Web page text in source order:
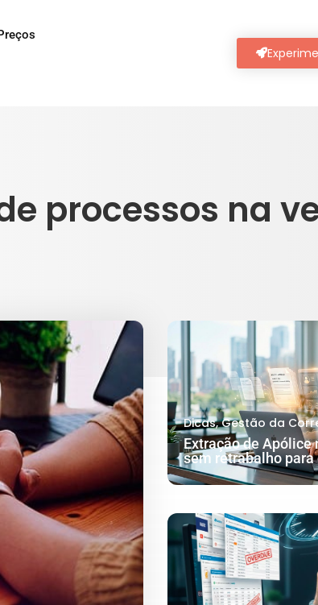
processos na
Dicas,Gestão da
Extração de Apólice
sem retrabalho